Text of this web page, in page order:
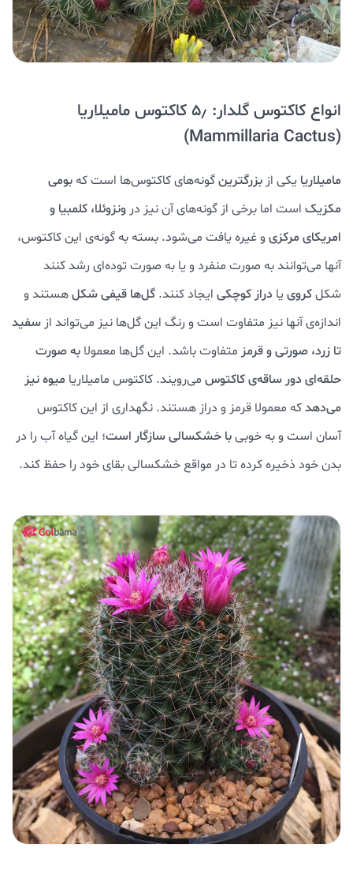
انواع کاکتوس گلدار: ۵٫ کاکتوس مامیلاریا
(Mammillaria Cactus)
مامیلاریا یکی از بزرگترینگونه‌های کاکتوس‌ها است کهبومی
مکزیک است اما برخی از گونه‌های آن نیز در ونزوئلا، کلمبیا و
امریکای مرکزی و غیره یافت می‌شود. بسته به گونه‌ی این کاکتوس،
آنها می‌توانند به صورت منفرد و یا به صورت توده‌ای رشد کنند
شکلکروی یا دراز کوچکی ایجاد کنند. گل‌ها قیفی شکلهستند و
اندازه‌ی آنها نیز متفاوت است و رنگ این گل‌ها نیز می‌تواند از سفید
تا زرد، صورتی و قرمز متفاوت باشد. این گل‌ها معمولا به صورت
حلقه‌ای دور ساقه‌ی کاکتوس می‌رویند. کاکتوس مامیلاریا میوه نیز
می‌دهدکه معمولا قرمز و دراز هستند. نگهداری از این کاکتوس
آسان است و به خوبیبا خشکسالی سازگار است؛ این گیاه آب را در
بدن خود ذخیره کرده تا در مواقع خشکسالی بقای خود را حفظ کند.